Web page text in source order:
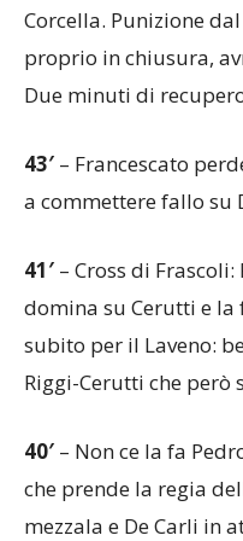
Corcella. Punizione
proprio in chiusura,
Due minuti di
43′ – Francescato
a commettere fallo su
41′ – Cross di
domina su Cerutti e la
subito per il Laveno:
Riggi-Cerutti che però
40′ – Non ce la fa
che prende la regia
mezzala e De Carli in